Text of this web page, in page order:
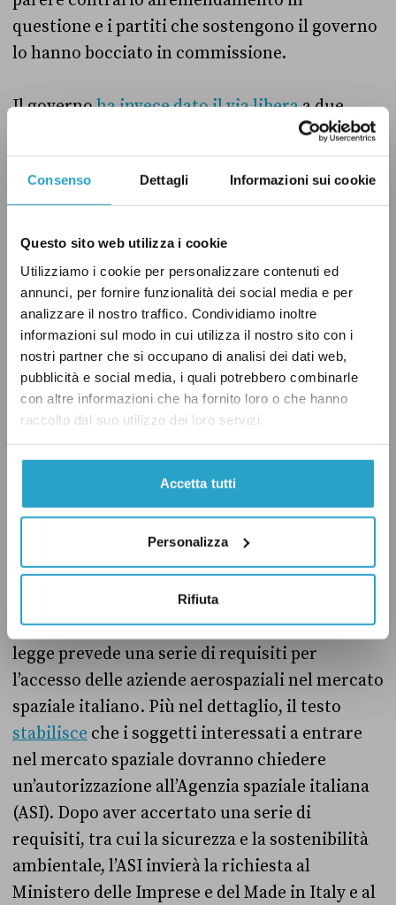
Consenso Dettagli Informazioni sui cookie
Questo sito web utilizza i cookie
Utilizziamo i cookie per personalizzare contenuti ed
annunci, per fornire funzionalità dei social media e per
analizzare il nostro traffico. Condividiamo inoltre
informazioni sul modo in cui utilizza il nostro sito con i
nostri partner che si occupano di analisi dei dati web,
pubblicità e social media, i quali potrebbero combinarle
con altre informazioni che ha fornito loro o che hanno
raccolto dal suo utilizzo dei loro servizi.
Accetta tutti
Personalizza
Rifiuta
questione e i partiti che sostengono il governo
lo hanno bocciato in commissione.
Il governoha invece dato il via liberaa due
emendamenti più generici firmati da tutti i
partiti all’opposizione [2]. Il primo dei due ha
previsto che sia garantita la «sicurezza
nazionale» nella affidamento agli operatori
stranieri delle comunicazioni istituzionali; il
secondo prevede che sia assicurato «un
adeguato ritorno industriale per il sistema
Paese».
Gli altri contenuti del disegno di legge
Dunque, il testo del disegno di legge “Spazio”
prevede una norma che dà la possibilità ad
aziende dell’Unione europea e dei Paesi della
NATO (e dunque potenzialmente anche SpaceX)
di accedere alla riserva di capacità nazionale
che sarà istituita dal Ministero delle Imprese e
del Made in Italy.
In ogni caso, va precisato che il disegno di
legge prevede una serie di requisiti per
l’accesso delle aziende aerospaziali nel mercato
spaziale italiano. Più nel dettaglio, il testo
stabilisce che i soggetti interessati a entrare
nel mercato spaziale dovranno chiedere
un’autorizzazione all’Agenzia spaziale italiana
(ASI). Dopo aver accertato una serie di
requisiti, tra cui la sicurezza e la sostenibilità
ambientale, l’ASI invierà la richiesta al
Ministero delle Imprese e del Made in Italy e al